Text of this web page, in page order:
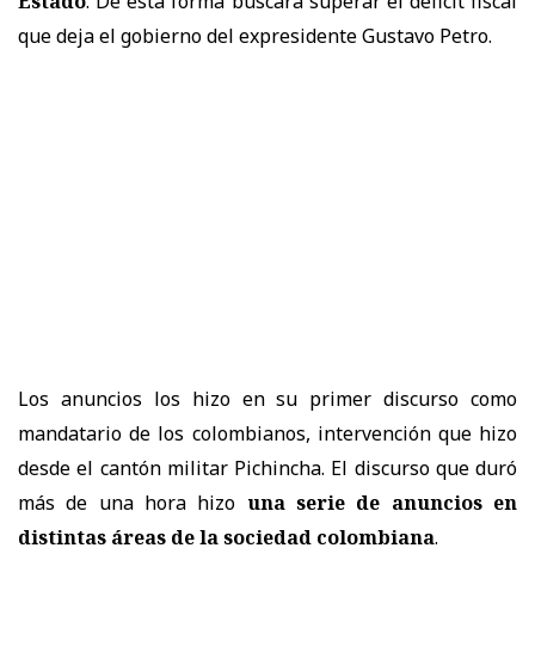
que deja el gobierno del expresidente Gustavo Petro.
Los anuncios los hizo en su primer discurso como
mandatario de los colombianos, intervención que hizo
desde el cantón militar Pichincha. El discurso que duró
más de una hora hizo una serie de anuncios en
distintas áreas de la sociedad colombiana.